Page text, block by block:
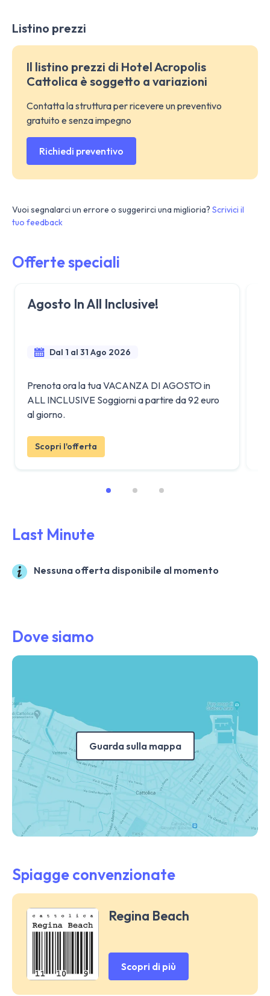
Listino prezzi
Il listino prezzi di Hotel Acropolis
Cattolica è soggetto a variazioni
Contatta la struttura per ricevere un preventivo
gratuito e senza impegno
Richiedi preventivo
Vuoi segnalarci un errore o suggerirci una miglioria? Scrivici il
tuo feedback
Offerte speciali
Agosto In All Inclusive!
Dal 1 al 31 Ago 2026
Prenota ora la tua VACANZA DI AGOSTO in
ALL INCLUSIVE Soggiorni a partire da 92 euro
al giorno.
Scopri l'offerta
Last Minute
Nessuna offerta disponibile al momento
Dove siamo
Guarda sulla mappa
Spiagge convenzionate
Regina Beach
Scopri di più